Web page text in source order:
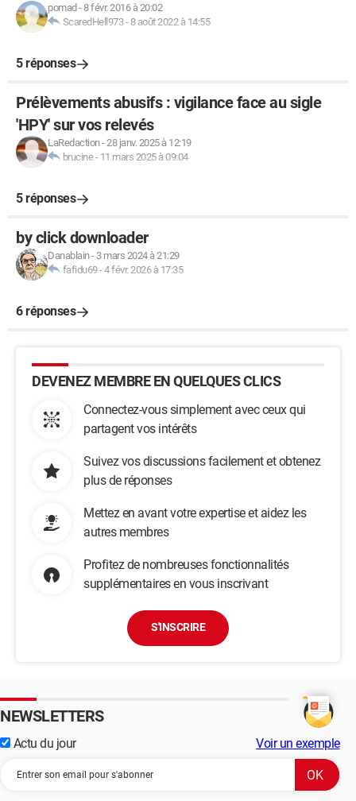
pomad -8 févr. 2016 à 20:02
ScaredHell973- 8 août 2022 à 14:55
5 réponses
Prélèvements abusifs : vigilance face au sigle
'HPY' sur vos relevés
LaRedaction-28 janv. 2025 à 12:19
brucine- 11 mars 2025 à 09:04
5 réponses
by click downloader
Danablain- 3 mars 2024 à 21:29
fafidu69-4 févr. 2026 à 17:35
6 réponses
DEVENEZ MEMBRE EN QUELQUES CLICS
Connectez-vous simplement avec ceux qui
partagent vos intérêts
Suivez vos discussions facilement et obtenez
plus de réponses
Mettez en avant votre expertise et aidez les
autres membres
Profitez de nombreuses fonctionnalités
supplémentaires en vous inscrivant
S'INSCRIRE
NEWSLETTERS
Actu du jour Voir un exemple